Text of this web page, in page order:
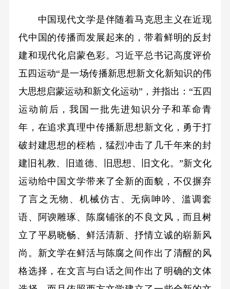
中国现代文学是伴随着马克思主义在近现
代中国的传播而发展起来的，带着鲜明的反封
建和现代化启蒙色彩。习近平总书记高度评价
五四运动“是一场传播新思想新文化新知识的伟
大思想启蒙运动和新文化运动”，并指出：“五四
运动前后，我国一批先进知识分子和革命青
年，在追求真理中传播新思想新文化，勇于打
破封建思想的桎梏，猛烈冲击了几千年来的封
建旧礼教、旧道德、旧思想、旧文化。”新文化
运动给中国文学带来了全新的面貌，不仅摒弃
了言之无物、机械仿古、无病呻吟、滥调套
语、阿谀雕琢、陈腐铺张的不良文风，而且树
立了平易晓畅、鲜活清新、抒情立诚的崭新风
尚。新文学在鲜活与陈腐之间作出了清醒的风
格选择，在文言与白话之间作出了明确的文体